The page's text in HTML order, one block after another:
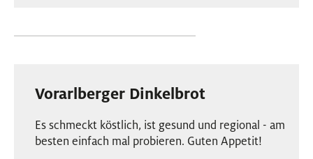
Vorarlberger Dinkelbrot
Es schmeckt köstlich, ist gesund und regional - am
besten einfach mal probieren. Guten Appetit!